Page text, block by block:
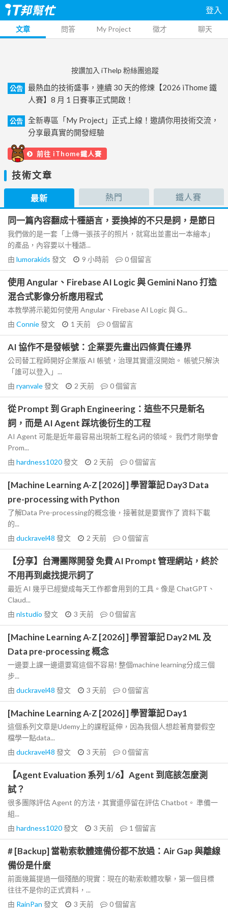
登入
文章 問答 My Project 徵才 聊天
按讚加入 iThelp 粉絲團追蹤
公告
最熱血的技術盛事，連續 30 天的修煉【2026 iThome 鐵
人賽】8 月 1 日賽事正式開啟！
公告
全新專區「My Project」正式上線！邀請你用技術交流，
分享最真實的開發經驗
前往 iThome鐵人賽
技術文章
最新 熱門 鐵人賽
同一篇內容翻成十種語言，要換掉的不只是詞，是節日
我們做的是一套「上傳一張孩子的照片，就寫出並畫出一本繪本」
的產品，內容要以十種語...
由 lumorakids 發文 9 小時前 0個留言
使用 Angular、Firebase AI Logic 與 Gemini Nano 打造
混合式影像分析應用程式
本教學將示範如何使用 Angular、Firebase AI Logic 與 G...
由 Connie發文 1 天前 0個留言
AI 協作不是發帳號：企業要先畫出四條責任邊界
公司替工程師開好企業版 AI 帳號，治理其實還沒開始。 帳號只解決
「誰可以登入」...
由 ryanvale發文 2 天前 0個留言
從 Prompt 到 Graph Engineering：這些不只是新名
詞，而是 AI Agent 踩坑後衍生的工程
AI Agent 可能是近年最容易出現新工程名詞的領域。 我們才剛學會
Prom...
由 hardness1020發文 2 天前 0個留言
[Machine Learning A-Z [2026] ] 學習筆記 Day3 Data
pre-processing with Python
了解Data Pre-processing的概念後，接著就是要實作了 資料下載
的...
由 duckravel48 發文 2 天前 0個留言
【分享】台灣團隊開發 免費 AI Prompt 管理網站，終於
不用再到處找提示詞了
最近 AI 幾乎已經變成每天工作都會用到的工具。像是 ChatGPT、
Claud...
由 nlstudio 發文 3 天前 0個留言
[Machine Learning A-Z [2026] ] 學習筆記 Day2 ML 及
Data pre-processing 概念
一邊要上課一邊還要寫這個不容易! 整個machine learning分成三個
步...
由 duckravel48 發文 3 天前 0個留言
[Machine Learning A-Z [2026] ] 學習筆記 Day1
這個系列文章是Udemy上的課程延伸，因為我個人想趁著育嬰假空
檔學一點data...
由 duckravel48 發文 3 天前 0個留言
【Agent Evaluation 系列 1/6】Agent 到底該怎麼測
試？
很多團隊評估 Agent 的方法，其實還停留在評估 Chatbot。 準備一
組...
由 hardness1020發文 3 天前 1 個留言
# [Backup] 當勒索軟體連備份都不放過：Air Gap 與離線
備份是什麼
前面幾篇提過一個殘酷的現實：現在的勒索軟體攻擊，第一個目標
往往不是你的正式資料，...
由 RainPan 發文 3 天前 0個留言